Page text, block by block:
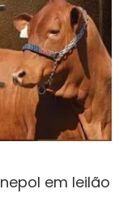
em leilão